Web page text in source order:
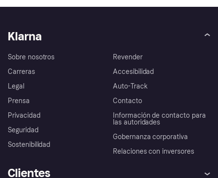
Klarna
Sobre nosotros
Carreras
Legal
Prensa
Privacidad
Seguridad
Sostenibilidad
Revender
Accesibilidad
Auto-Track
Contacto
Información de contacto para
las autoridades
Gobernanza corporativa
Relaciones con inversores
Clientes